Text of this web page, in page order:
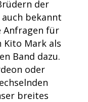
der
bekannt
Anfragen für
Kito Mark als
Band dazu.
oder
breites